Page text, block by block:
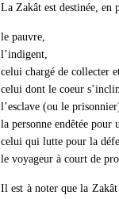
La Zakât est destinée, en
le pauvre,
l’indigent,
celui chargé de collecter
celui dont le coeur
l’esclave (ou le
la personne endêtée pour
celui qui lutte pour la
le voyageur à court de
Il est à noter que la Zakât